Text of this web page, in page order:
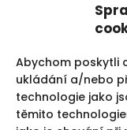
Abychom poskytli
ukládání a/nebo
technologie jako
těmito
Kernbohrungen
Unsere